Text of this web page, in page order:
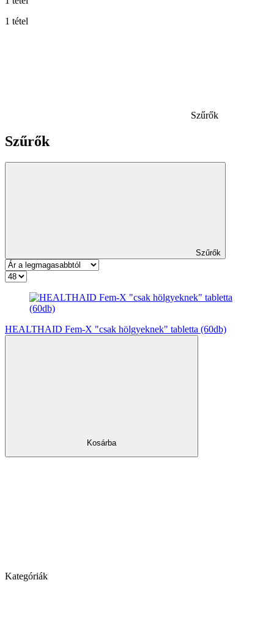
1 tétel
Szűrők
Szűrők
Szűrők
HEALTHAID Fem-X "csak hölgyeknek" tabletta (60db)
Kosárba
Kategóriák